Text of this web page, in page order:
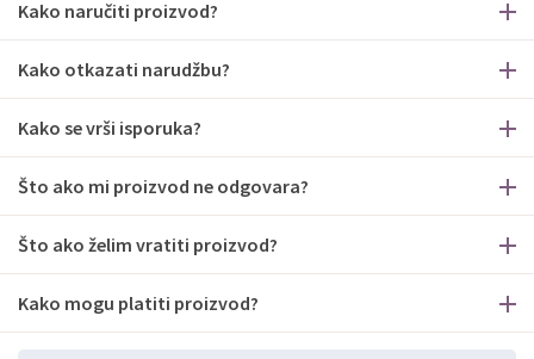
Kako naručiti proizvod?
Kako otkazati narudžbu?
Kako se vrši isporuka?
Što ako mi proizvod ne odgovara?
Što ako želim vratiti proizvod?
Kako mogu platiti proizvod?